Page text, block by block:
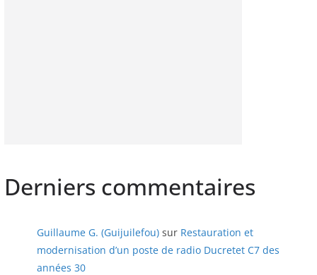
Derniers commentaires
Guillaume G. (Guijuilefou)sur Restauration et
modernisation d’un poste de radio Ducretet C7 des
années 30